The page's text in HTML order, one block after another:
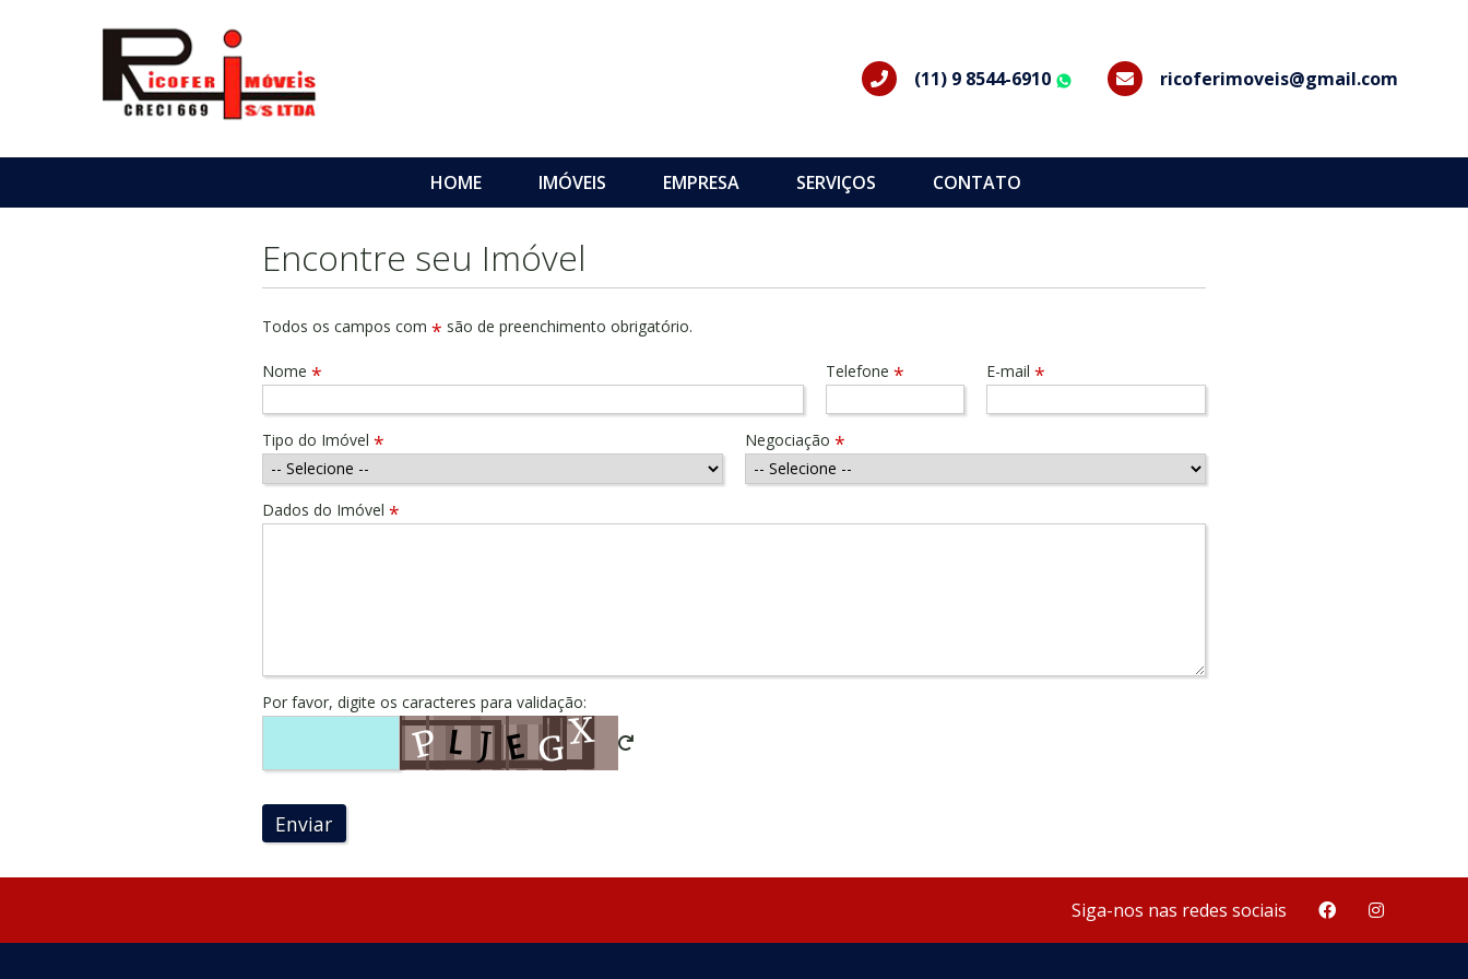
(11) 9 8544-6910 WhatsAppricoferimoveis@gmail.com
HOME IMÓVEIS EMPRESA SERVIÇOS CONTATO
Encontre seu Imóvel
Todos os campos com * são de preenchimento obrigatório.
Nome * Telefone * E-mail *
Tipo do Imóvel * Negociação *
Dados do Imóvel *
Por favor, digite os caracteres para validação:
Enviar
Siga-nos nas redes sociais